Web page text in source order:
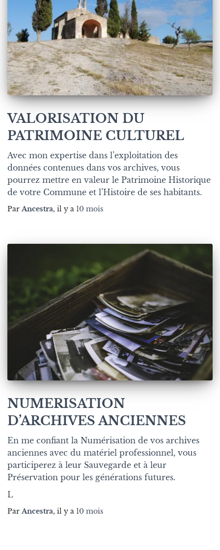
VALORISATION DU
PATRIMOINE CULTUREL
Avec mon expertise dans l’exploitation des
données contenues dans vos archives, vous
pourrez mettre en valeur le Patrimoine Historique
de votre Commune et l’Histoire de ses habitants.
ParAncestra, il y a 10 mois
NUMERISATION
D’ARCHIVES ANCIENNES
En me confiant la Numérisation de vos archives
anciennes avec du matériel professionnel, vous
participerez à leur Sauvegarde et à leur
Préservation pour les générations futures.
L
ParAncestra, il y a 10 mois